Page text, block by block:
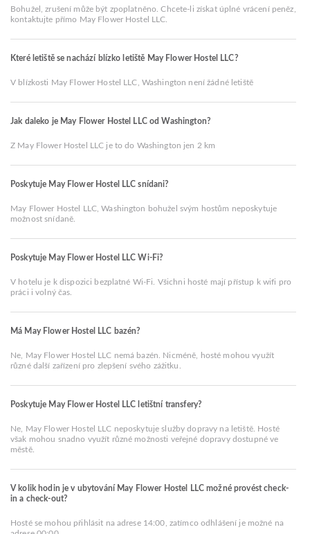
Bohužel, zrušení může být zpoplatněno. Chcete-li získat úplné vrácení peněz,
kontaktujte přímo May Flower Hostel LLC.
Které letiště se nachází blízko letiště May Flower Hostel LLC?
V blízkosti May Flower Hostel LLC, Washington není žádné letiště
Jak daleko je May Flower Hostel LLC od Washington?
Z May Flower Hostel LLC je to do Washington jen 2 km
Poskytuje May Flower Hostel LLC snídani?
May Flower Hostel LLC, Washington bohužel svým hostům neposkytuje
možnost snídaně.
Poskytuje May Flower Hostel LLC Wi-Fi?
V hotelu je k dispozici bezplatné Wi-Fi. Všichni hosté mají přístup k wifi pro
práci i volný čas.
Má May Flower Hostel LLC bazén?
Ne, May Flower Hostel LLC nemá bazén. Nicméně, hosté mohou využít
různé další zařízení pro zlepšení svého zážitku.
Poskytuje May Flower Hostel LLC letištní transfery?
Ne, May Flower Hostel LLC neposkytuje služby dopravy na letiště. Hosté
však mohou snadno využít různé možnosti veřejné dopravy dostupné ve
městě.
V kolik hodin je v ubytování May Flower Hostel LLC možné provést check-
in a check-out?
Hosté se mohou přihlásit na adrese 14:00, zatímco odhlášení je možné na